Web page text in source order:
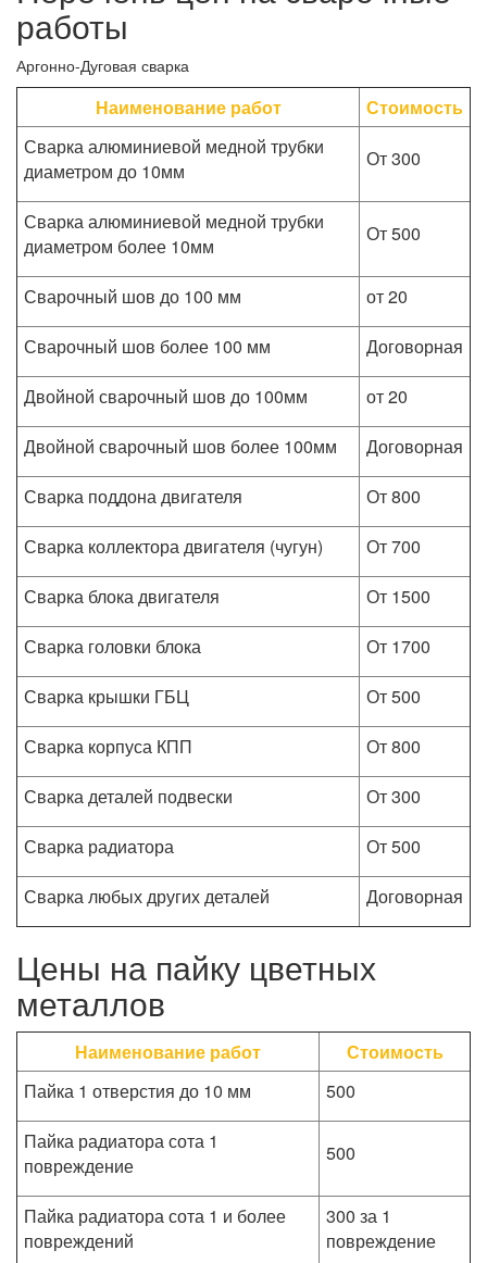
работы
Аргонно-Дуговая сварка
Наименование работ
Стоимость
Сварка алюминиевой медной трубки
диаметром до 10мм
От 300
Сварка алюминиевой медной трубки
диаметром более 10мм
От 500
Сварочный шов до 100 мм
от 20
Сварочный шов более 100 мм
Договорная
Двойной сварочный шов до 100мм
от 20
Двойной сварочный шов более 100мм
Договорная
Сварка поддона двигателя
От 800
Сварка коллектора двигателя (чугун)
От 700
Сварка блока двигателя
От 1500
Сварка головки блока
От 1700
Сварка крышки ГБЦ
От 500
Сварка корпуса КПП
От 800
Сварка деталей подвески
От 300
Сварка радиатора
От 500
Сварка любых других деталей
Договорная
Цены на пайку цветных
металлов
Наименование работ
Стоимость
Пайка 1 отверстия до 10 мм
500
Пайка радиатора сота 1
повреждение
500
Пайка радиатора сота 1 и более
повреждений
300 за 1
повреждение